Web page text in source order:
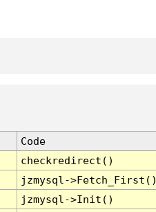
Code
checkredirect()
jzmysql-
jzmysql->Init()